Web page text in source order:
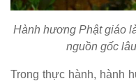
Hành hương Phật giáo
nguồn gốc
Trong thực hành, hành